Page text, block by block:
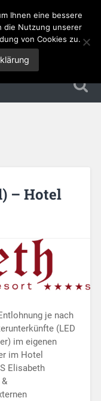
– Hotel
je nach
(LED
im eigenen
im Hotel
Elisabeth
Ihnen eine bessere
die Nutzung unserer
von Cookies zu.